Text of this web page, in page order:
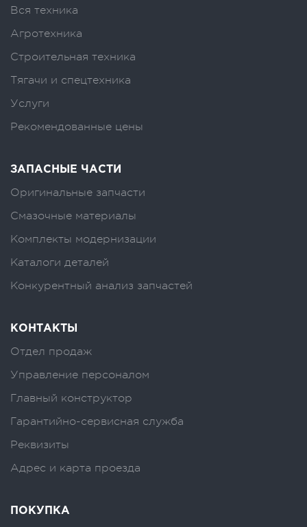
Вся техника
Агротехника
Строительная техника
Тягачи и спецтехника
Услуги
Рекомендованные цены
ЗАПАСНЫЕ ЧАСТИ
Оригинальные запчасти
Смазочные материалы
Комплекты модернизации
Каталоги деталей
Конкурентный анализ запчастей
КОНТАКТЫ
Отдел продаж
Управление персоналом
Главный конструктор
Гарантийно-сервисная служба
Реквизиты
Адрес и карта проезда
ПОКУПКА